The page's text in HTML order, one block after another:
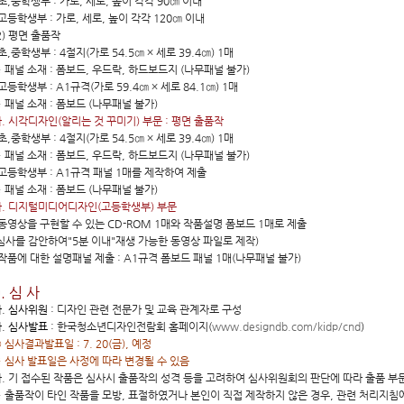
등학생부 : 가로, 세로, 높이 각각 120㎝ 이내
평면 출품작
,중학생부 : 4절지(가로 54.5㎝ × 세로 39.4㎝) 1매
패널 소재 : 폼보드, 우드락, 하드보드지 (나무패널 불가)
등학생부 : A1규격(가로 59.4㎝ × 세로 84.1㎝) 1매
패널 소재 : 폼보드 (나무패널 불가)
. 시각디자인(알리는 것 꾸미기) 부문 : 평면 출품작
,중학생부 : 4절지(가로 54.5㎝ × 세로 39.4㎝) 1매
패널 소재 : 폼보드, 우드락, 하드보드지 (나무패널 불가)
등학생부 : A1규격 패널 1매를 제작하여 제출
패널 소재 : 폼보드 (나무패널 불가)
. 디지털미디어디자인(고등학생부) 부문
영상을 구현할 수 있는 CD-ROM 1매와 작품설명 폼보드 1매로 제출
사를 감안하여"5분 이내"재생 가능한 동영상 파일로 제작)
품에 대한 설명패널 제출 : A1규격 폼보드 패널 1매(나무패널 불가)
심 사
심사위원 : 디자인 관련 전문가 및 교육 관계자로 구성
. 심사발표 : 한국청소년디자인전람회 홈페이지(www.designdb.com/kidp/cnd)
사결과발표일 : 7. 20(금), 예정
심사 발표일은 사정에 따라 변경될 수 있음
. 기 접수된 작품은 심사시 출품작의 성격 등을 고려하여 심사위원회의 판단에 따라 출품 부
출품작이 타인 작품을 모방, 표절하였거나 본인이 직접 제작하지 않은 경우, 관련 처리지침